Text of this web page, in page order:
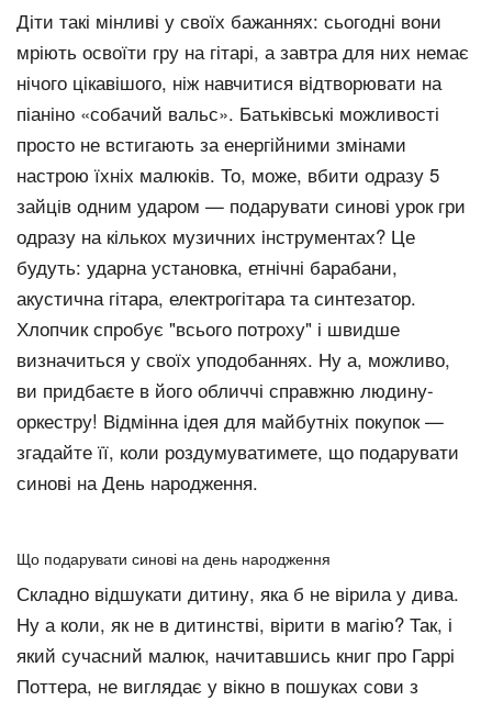
Діти такі мінливі у своїх бажаннях: сьогодні вони
мріють освоїти гру на гітарі, а завтра для них немає
нічого цікавішого, ніж навчитися відтворювати на
піаніно «собачий вальс». Батьківські можливості
просто не встигають за енергійними змінами
настрою їхніх малюків. То, може, вбити одразу 5
зайців одним ударом — подарувати синові урок гри
одразу на кількох музичних інструментах? Це
будуть: ударна установка, етнічні барабани,
акустична гітара, електрогітара та синтезатор.
Хлопчик спробує "всього потроху" і швидше
визначиться у своїх уподобаннях. Ну а, можливо,
ви придбаєте в його обличчі справжню людину-
оркестру! Відмінна ідея для майбутніх покупок —
згадайте її, коли роздумуватимете, що подарувати
синові на День народження.
Що подарувати синові на день народження
Складно відшукати дитину, яка б не вірила у дива.
Ну а коли, як не в дитинстві, вірити в магію? Так, і
який сучасний малюк, начитавшись книг про Гаррі
Поттера, не виглядає у вікно в пошуках сови з